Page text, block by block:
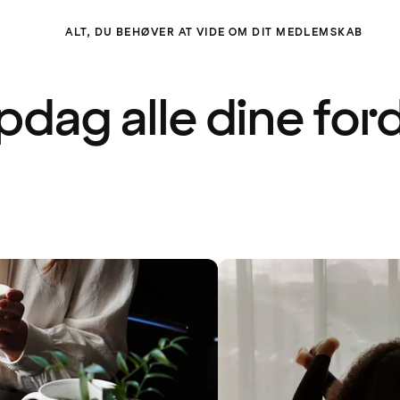
ALT, DU BEHØVER AT VIDE OM DIT MEDLEMSKAB
alle dine